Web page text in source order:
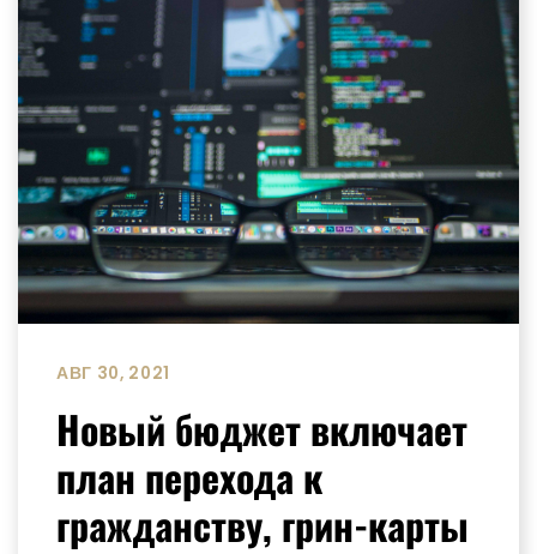
АВГ 30, 2021
Новый бюджет включает
план перехода к
гражданству, грин-карты